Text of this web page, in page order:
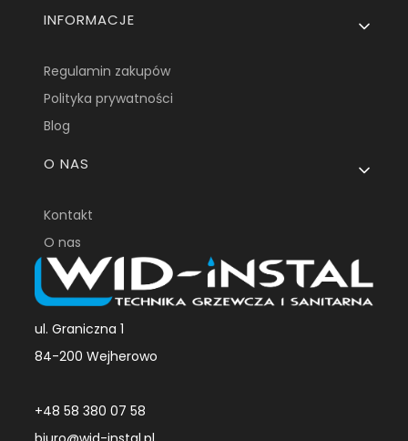
INFORMACJE
Regulamin zakupów
Polityka prywatności
Blog
O NAS
Kontakt
O nas
ul. Graniczna 1
84-200 Wejherowo
+48 58 380 07 58